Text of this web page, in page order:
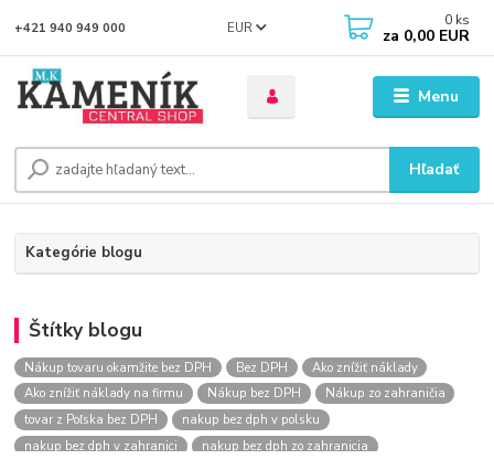
Menu
EUR
Hľadať
+421 940 949 000 0 ks
za 0,00 EUR
Kategórie blogu
Štítky blogu
Nákup tovaru okamžite bez DPH Bez DPH
Ako znížiť náklady
Ako znížiť náklady na firmu
Nákup bez DPH
Nákup zo zahraničia
tovar z Poľska bez DPH
nakup bez dph v polsku
nakup bez dph v zahranici
nakup bez dph zo zahranicia